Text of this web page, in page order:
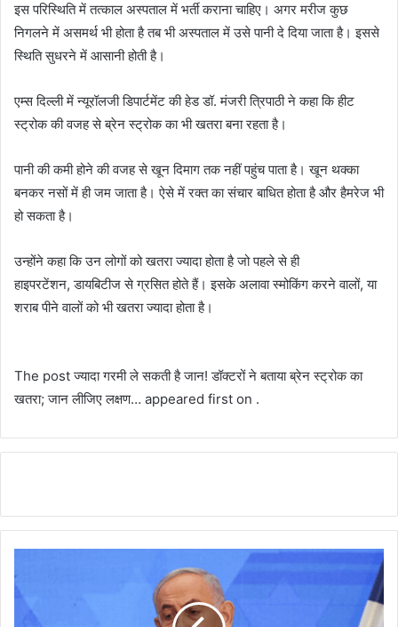
इस परिस्थिति में तत्काल अस्पताल में भर्ती कराना चाहिए। अगर मरीज कुछ
निगलने में असमर्थ भी होता है तब भी अस्पताल में उसे पानी दे दिया जाता है। इससे
स्थिति सुधरने में आसानी होती है।
एम्स दिल्ली में न्यूरॉलजी डिपार्टमेंट की हेड डॉ. मंजरी त्रिपाठी ने कहा कि हीट
स्ट्रोक की वजह से ब्रेन स्ट्रोक का भी खतरा बना रहता है।
पानी की कमी होने की वजह से खून दिमाग तक नहीं पहुंच पाता है। खून थक्का
बनकर नसों में ही जम जाता है। ऐसे में रक्त का संचार बाधित होता है और हैमरेज भी
हो सकता है।
उन्होंने कहा कि उन लोगों को खतरा ज्यादा होता है जो पहले से ही
हाइपरटेंशन, डायबिटीज से ग्रसित होते हैं। इसके अलावा स्मोकिंग करने वालों, या
शराब पीने वालों को भी खतरा ज्यादा होता है।
The post ज्यादा गरमी ले सकती है जान! डॉक्टरों ने बताया ब्रेन स्ट्रोक का
खतरा; जान लीजिए लक्षण… appeared first on .